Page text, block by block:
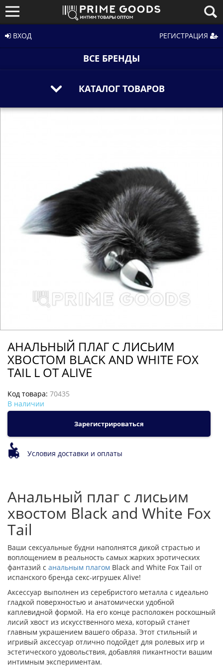
ВХОД РЕГИСТРАЦИЯ
ВСЕ БРЕНДЫ
КАТАЛОГ ТОВАРОВ
АНАЛЬНЫЙ ПЛАГ С ЛИСЬИМ
ХВОСТОМ BLACK AND WHITE FOX
TAIL L ОТ ALIVE
Код товара: 70435
В наличии
Зарегистрироваться
Условия доставки и оплаты
Анальный плаг с лисьим
хвостом Black and White Fox
Tail
Ваши сексуальные будни наполнятся дикой страстью и
воплощением в реальность самых жарких эротических
фантазий с анальным плагом Black and White Fox Tail от
испанского бренда секс-игрушек Alive!
Аксессуар выполнен из серебристого металла с идеально
гладкой поверхностью и анатомически удобной
каплевидной формой. На его конце расположен роскошный
лисий хвост из искусственного меха, который станет
главным украшением вашего образа. Этот стильный и
игривый аксессуар отлично подойдет для ролевых игр и
эстетического удовольствия, добавляя пикантности вашим
интимным экспериментам.